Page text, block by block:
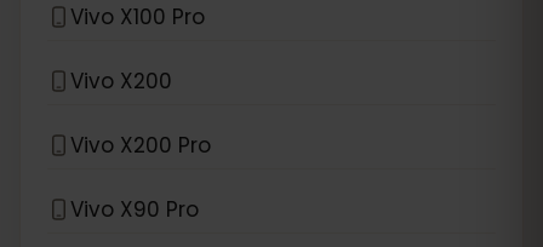
Vivo X100 Pro
Vivo X200
Vivo X200 Pro
Vivo X90 Pro